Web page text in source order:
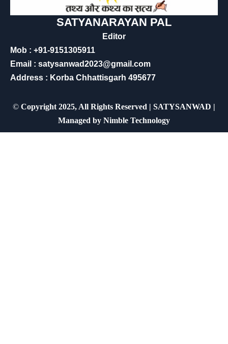
SATYANARAYAN PAL
Editor
Mob : +91-9151305911
Email : satysanwad2023@gmail.com
Address : Korba Chhattisgarh 495677
© Copyright 2025, All Rights Reserved | SATYSANWAD |
Managed by Nimble Technology